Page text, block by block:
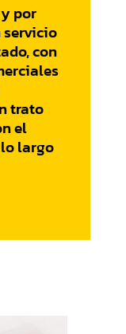
por
servicio
con
trato
el
largo